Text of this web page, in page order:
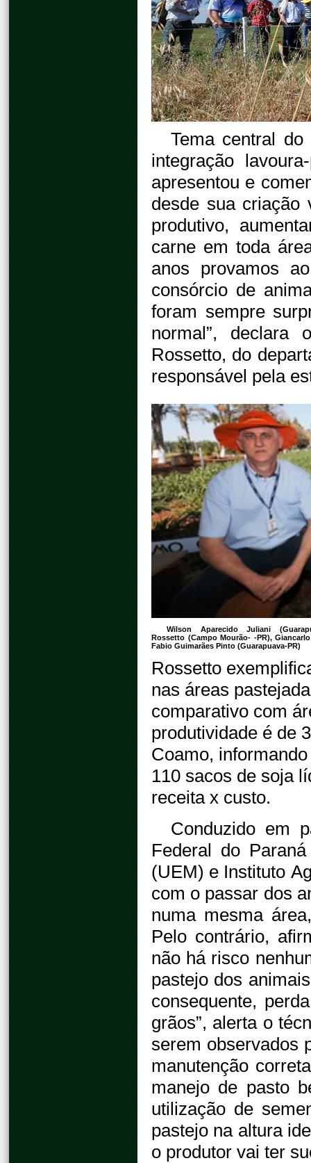
Tema central
integração
apresentou e
desde sua criação
produtivo,
carne em toda
anos provamos
consórcio de
foram sempre
normal”, declara
Rossetto, do
responsável pela
Wilson Aparecido Juliani
Rossetto (Campo Mourão- -PR),
Fabio Guimarães Pinto (Guarapuava-PR)
Rossetto
nas áreas
comparativo com
produtividade é de
Coamo,
110 sacos de soja
receita x custo.
Conduzido em
Federal do
(UEM) e Instituto
com o passar dos
numa mesma
Pelo contrário,
não há risco
pastejo dos
consequente,
grãos”, alerta o
serem observados
manutenção
manejo de pasto
utilização de
pastejo na altura
o produtor vai ter